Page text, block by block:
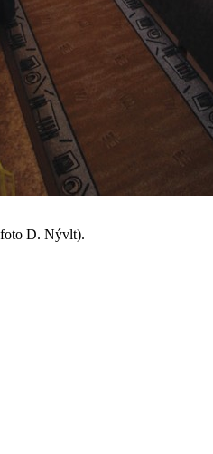
D. Nývlt).